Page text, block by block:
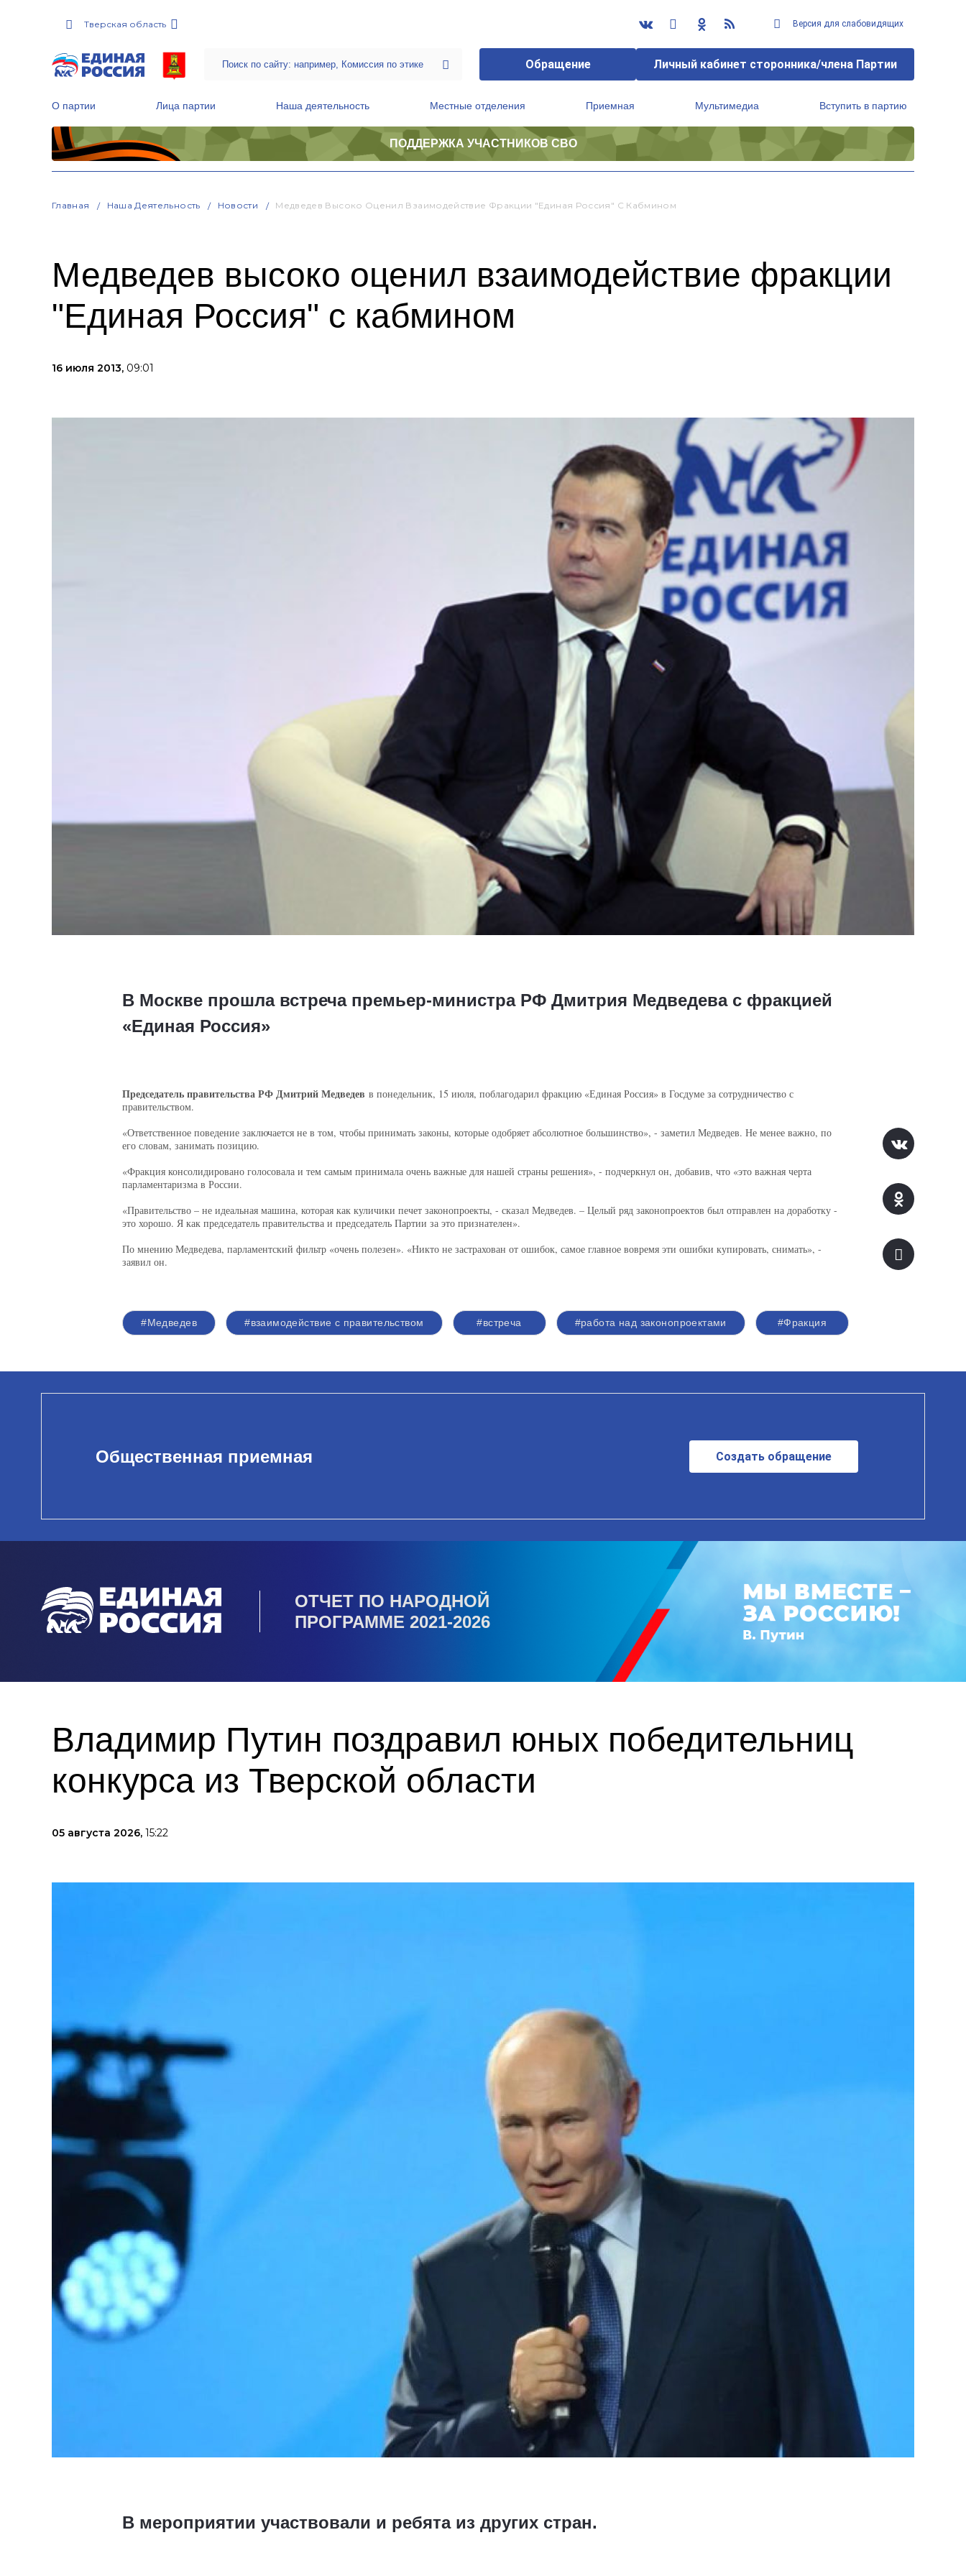
Тверская область Версия для слабовидящих
Обращение Личный кабинет сторонника/члена Партии
О партии Лица партии Наша деятельность Местные отделения Приемная Мультимедиа Вступить в партию
ПОДДЕРЖКА УЧАСТНИКОВ СВО
Главная Наша Деятельность Новости Медведев Высоко Оценил Взаимодействие Фракции "Единая Россия" С Кабмином
Медведев высоко оценил взаимодействие фракции
"Единая Россия" с кабмином
16 июля 2013, 09:01
В Москве прошла встреча премьер-министра РФ Дмитрия Медведева с фракцией
«Единая Россия»
Председатель правительства РФ Дмитрий Медведев в понедельник, 15 июля, поблагодарил фракцию «Единая Россия» в Госдуме за сотрудничество с
правительством.
«Ответственное поведение заключается не в том, чтобы принимать законы, которые одобряет абсолютное большинство», - заметил Медведев. Не менее важно, по
его словам, занимать позицию.
«Фракция консолидировано голосовала и тем самым принимала очень важные для нашей страны решения», - подчеркнул он, добавив, что «это важная черта
парламентаризма в России.
«Правительство – не идеальная машина, которая как куличики печет законопроекты, - сказал Медведев. – Целый ряд законопроектов был отправлен на доработку -
это хорошо. Я как председатель правительства и председатель Партии за это признателен».
По мнению Медведева, парламентский фильтр «очень полезен». «Никто не застрахован от ошибок, самое главное вовремя эти ошибки купировать, снимать», -
заявил он.
#Медведев #взаимодействие с правительством #встреча #работа над законопроектами #Фракция
Общественная приемная Создать обращение
ОТЧЕТ ПО НАРОДНОЙ
ПРОГРАММЕ 2021-2026
Владимир Путин поздравил юных победительниц
конкурса из Тверской области
05 августа 2026, 15:22
В мероприятии участвовали и ребята из других стран.